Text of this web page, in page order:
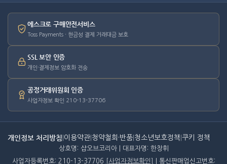
에스크로 구매안전서비스
Toss Payments · 현금성 결제 거래대금 보호
SSL 보안 인증
개인·결제정보 암호화 전송
공정거래위원회 인증
사업자정보 확인 210-13-37706
개인정보 처리방침 이용약관 청약철회·반품 청소년보호정책 쿠키 정책
상호명: 샵오브코리아 | 대표자명: 한창휘
사업자등록번호: 210-13-37706
[사업자정보확인] | 통신판매업신고번호: